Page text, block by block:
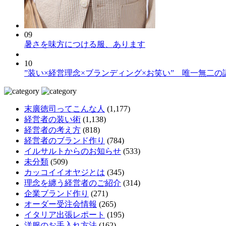
09
暑さを味方につける服、あります
10
”装い×経営理念×ブランディング×お笑い” 唯一無二の
末廣徳司ってこんな人 (1,177)
経営者の装い術 (1,138)
経営者の考え方 (818)
経営者のブランド作り (784)
イルサルトからのお知らせ (533)
未分類 (509)
カッコイイオヤジとは (345)
理念を纏う経営者のご紹介 (314)
企業ブランド作り (271)
オーダー受注会情報 (265)
イタリア出張レポート (195)